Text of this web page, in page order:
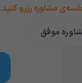
مشاوره رزرو کنید.
موفق